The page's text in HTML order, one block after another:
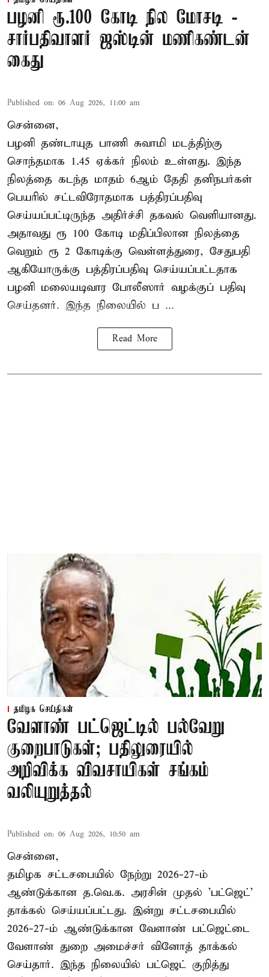
பழனி ரூ.100 கோடி நில மோசடி -
சார்பதிவாளர் ஜஸ்டின் மணிகண்டன்
கைது
Published on: 06 Aug 2026, 11:00 am
சென்னை,
பழனி தண்டாயுத பாணி சுவாமி மடத்திற்கு
சொந்தமாக 1.45 ஏக்கர் நிலம் உள்ளது. இந்த
நிலத்தை கடந்த மாதம் 6ஆம் தேதி தனிநபர்கள்
பெயரில் சட்டவிரோதமாக பத்திரப்பதிவு
செய்யப்பட்டிருந்த அதிர்ச்சி தகவல் வெளியானது.
அதாவது ரூ 100 கோடி மதிப்பிலான நிலத்தை
வெறும் ரூ 2 கோடிக்கு வெள்ளத்துரை, சேதுபதி
ஆகியோருக்கு பத்திரப்பதிவு செய்யப்பட்டதாக
பழனி மலையடிவார போலீஸார் வழக்குப் பதிவு
செய்தனர். இந்த நிலையில் ப ...
Read More
தமிழக செய்திகள்
வேளாண் பட்ஜெட்டில் பல்வேறு
குறைபாடுகள்; பதிலுரையில்
அறிவிக்க விவசாயிகள் சங்கம்
வலியுறுத்தல்
Published on: 06 Aug 2026, 10:50 am
சென்னை,
தமிழக சட்டசபையில் நேற்று 2026-27-ம்
ஆண்டுக்கான த.வெ.க. அரசின் முதல் 'பட்ஜெட்'
தாக்கல் செய்யப்பட்டது. இன்று சட்டசபையில்
2026-27-ம் ஆண்டுக்கான வேளாண் பட்ஜெட்டை
வேளாண் துறை அமைச்சர் வினோத் தாக்கல்
செய்தார். இந்த நிலையில் பட்ஜெட் குறித்து